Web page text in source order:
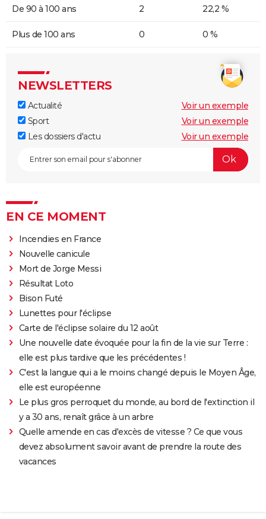
De 90 à 100 ans 2 22,2 %
Plus de 100 ans 0 0 %
NEWSLETTERS
Actualité
Voir un exemple
Sport
Voir un exemple
Les dossiers d'actu
Voir un exemple
EN CE MOMENT
Incendies en France
Nouvelle canicule
Mort de Jorge Messi
Résultat Loto
Bison Futé
Lunettes pour l'éclipse
Carte de l'éclipse solaire du 12 août
Une nouvelle date évoquée pour la fin de la vie sur Terre :
elle est plus tardive que les précédentes !
C'est la langue qui a le moins changé depuis le Moyen Âge,
elle est européenne
Le plus gros perroquet du monde, au bord de l'extinction il
y a 30 ans, renaît grâce à un arbre
Quelle amende en cas d'excès de vitesse ? Ce que vous
devez absolument savoir avant de prendre la route des
vacances